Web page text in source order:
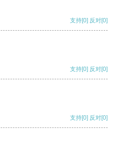
支持[0] 反对[0]
支持[0] 反对[0]
支持[0] 反对[0]